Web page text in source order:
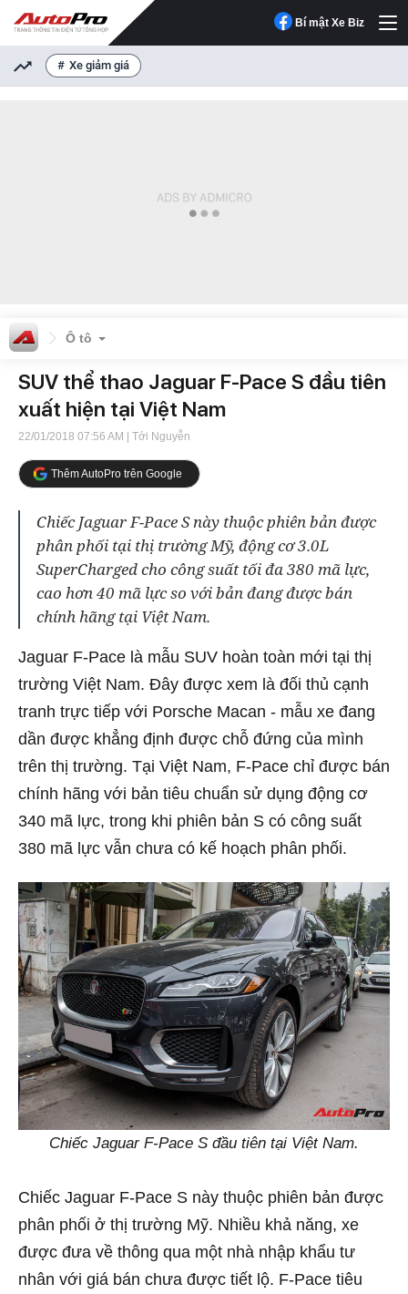
Bí mật Xe Biz
Xe giảm giá
Ô tô
SUV thể thao Jaguar F-Pace S đầu tiên
xuất hiện tại Việt Nam
22/01/2018 07:56 AM | Tới Nguyễn
Thêm AutoPro trên Google
Chiếc Jaguar F-Pace S này thuộc phiên bản được
phân phối tại thị trường Mỹ, động cơ 3.0L
SuperCharged cho công suất tối đa 380 mã lực,
cao hơn 40 mã lực so với bản đang được bán
chính hãng tại Việt Nam.
Jaguar F-Pace là mẫu SUV hoàn toàn mới tại thị
trường Việt Nam. Đây được xem là đối thủ cạnh
tranh trực tiếp với Porsche Macan - mẫu xe đang
dần được khẳng định được chỗ đứng của mình
trên thị trường. Tại Việt Nam, F-Pace chỉ được bán
chính hãng với bản tiêu chuẩn sử dụng động cơ
340 mã lực, trong khi phiên bản S có công suất
380 mã lực vẫn chưa có kế hoạch phân phối.
Chiếc Jaguar F-Pace S đầu tiên tại Việt Nam.
Chiếc Jaguar F-Pace S này thuộc phiên bản được
phân phối ở thị trường Mỹ. Nhiều khả năng, xe
được đưa về thông qua một nhà nhập khẩu tư
nhân với giá bán chưa được tiết lộ. F-Pace tiêu